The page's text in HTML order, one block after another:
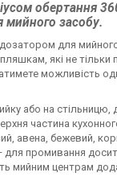
обертання
мийного засобу.
для
які не тільки
можливість
або на стільницю,
частина
авена, бежевий,
для промивання
центрам